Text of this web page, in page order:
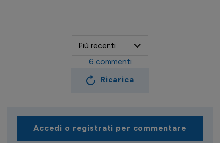
Ricarica
6 commenti
Accedi o registrati per commentare